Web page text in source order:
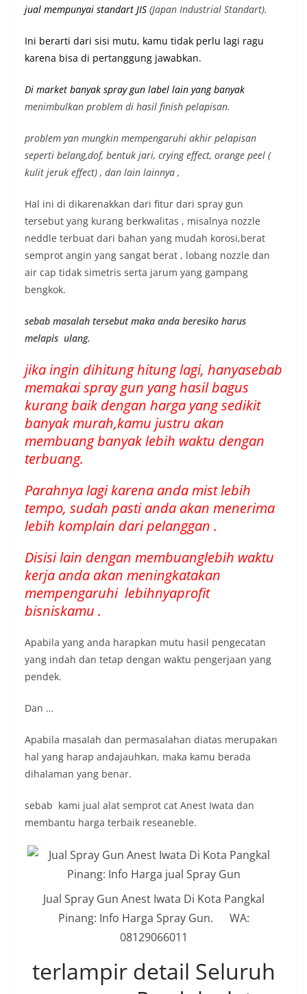
jual mempunyai standart JIS (Japan Industrial Standart).
Ini berarti dari sisi mutu, kamu tidak perlu lagi ragu
karena bisa di pertanggung jawabkan.
Di market banyak spray gun label lain yang banyak
menimbulkan problem di hasil finish pelapisan.
problem yan mungkin mempengaruhi akhir pelapisan
seperti belang,dof, bentuk jari, crying effect, orange peel (
kulit jeruk effect) , dan lain lainnya ,
Hal ini di dikarenakkan dari fitur dari spray gun
tersebut yang kurang berkwalitas , misalnya nozzle
neddle terbuat dari bahan yang mudah korosi,berat
semprot angin yang sangat berat , lobang nozzle dan
air cap tidak simetris serta jarum yang gampang
bengkok.
sebab masalah tersebut maka anda beresiko harus
melapis ulang.
jika ingin dihitung hitung lagi, hanyasebab
memakai spray gun yang hasil bagus
kurang baik dengan harga yang sedikit
banyak murah,kamu justru akan
membuang banyak lebih waktu dengan
terbuang.
Parahnya lagi karena anda mist lebih
tempo, sudah pasti anda akan menerima
lebih komplain dari pelanggan .
Disisi lain dengan membuanglebih waktu
kerja anda akan meningkatakan
mempengaruhi lebihnyaprofit
bisniskamu .
Apabila yang anda harapkan mutu hasil pengecatan
yang indah dan tetap dengan waktu pengerjaan yang
pendek.
Dan …
Apabila masalah dan permasalahan diatas merupakan
hal yang harap andajauhkan, maka kamu berada
dihalaman yang benar.
sebab kami jual alat semprot cat Anest Iwata dan
membantu harga terbaik reseaneble.
Jual Spray Gun Anest Iwata Di Kota Pangkal
Pinang: Info Harga Spray Gun. WA:
08129066011
terlampir detail Seluruh